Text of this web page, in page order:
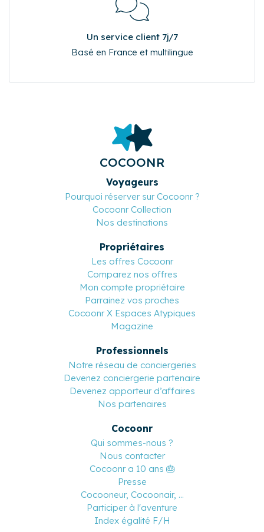
Un service client 7j/7
Basé en France et multilingue
COCOONR
Voyageurs
Pourquoi réserver sur Cocoonr ?
Cocoonr Collection
Nos destinations
Propriétaires
Les offres Cocoonr
Comparez nos offres
Mon compte propriétaire
Parrainez vos proches
Cocoonr X Espaces Atypiques
Magazine
Professionnels
Notre réseau de conciergeries
Devenez conciergerie partenaire
Devenez apporteur d’affaires
Nos partenaires
Cocoonr
Qui sommes-nous ?
Nous contacter
Cocoonr a 10 ans 🎂
Presse
Cocooneur, Cocoonair, ...
Participer à l'aventure
Index égalité F/H